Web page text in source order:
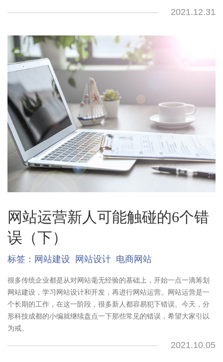
2021.12.31
网站运营新人可能触碰的6个错
误（下）
标签： 网站建设 网站设计 电商网站
很多传统企业都是从对网站毫无经验的基础上，开始一点一滴筹划
网站建设，学习网站设计和开发，再进行网站运营。网站运营是一
个长期的工作，在这一阶段，很多新人都容易犯下错误。今天，分
形科技成都的小编就继续盘点一下那些常见的错误，希望大家引以
为戒。
2021.10.05